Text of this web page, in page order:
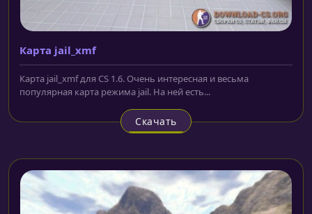
Карта jail_xmf
Карта jail_xmf для CS 1.6. Очень интересная и весьма
популярная карта режима jail. На ней есть...
Скачать